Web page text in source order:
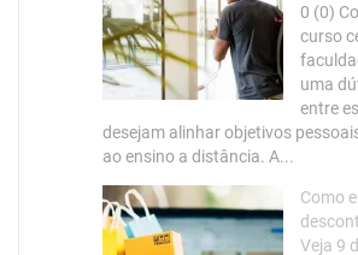
0 (0)
curso
uma
entre
desejam alinhar objetivos
ao ensino a distância. A...
Como
Veja 9